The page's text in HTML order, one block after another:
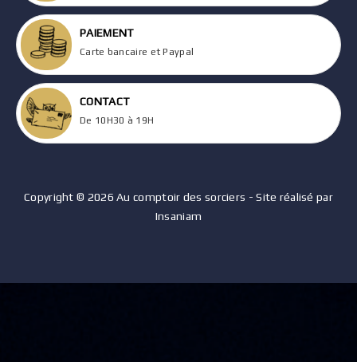
PAIEMENT
Carte bancaire et Paypal
CONTACT
De 10H30 à 19H
Copyright © 2026 Au comptoir des sorciers - Site réalisé par
Insaniam